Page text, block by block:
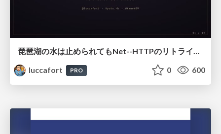
琵琶湖の水は止められてもNet--HTTPのリトライは止められない / You might be able to stop the water flow of Lake Biwa but you can't stop Net::HTTP retries
luccafort
PRO 0 600